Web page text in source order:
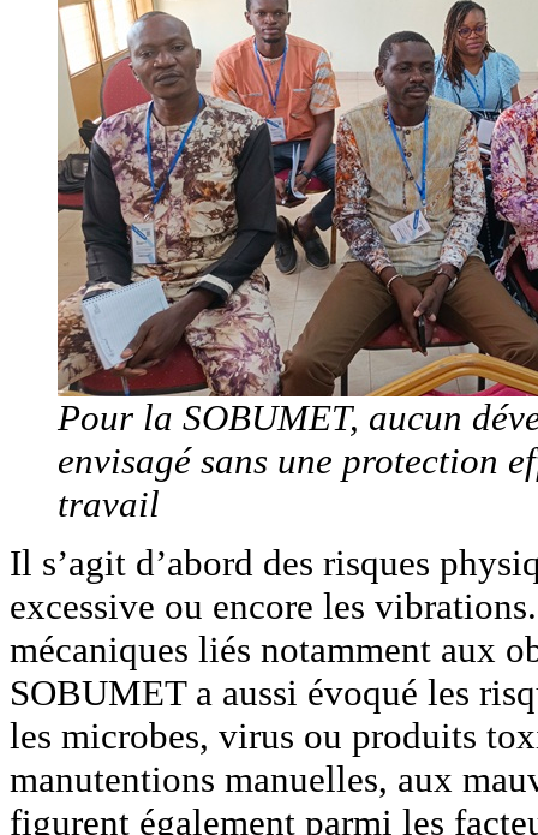
Pour la SOBUMET, aucun
envisagé sans une protection
travail
Il s’agit d’abord des risques
excessive ou encore les
mécaniques liés notamment aux
SOBUMET a aussi évoqué les
les microbes, virus ou produits
manutentions manuelles, aux
figurent également parmi les